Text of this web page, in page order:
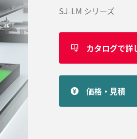
SJ-LM シリーズ
カタログで詳
価格・見積